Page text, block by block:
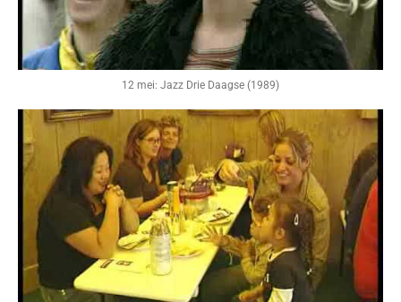
12 mei: Jazz Drie Daagse (1989)